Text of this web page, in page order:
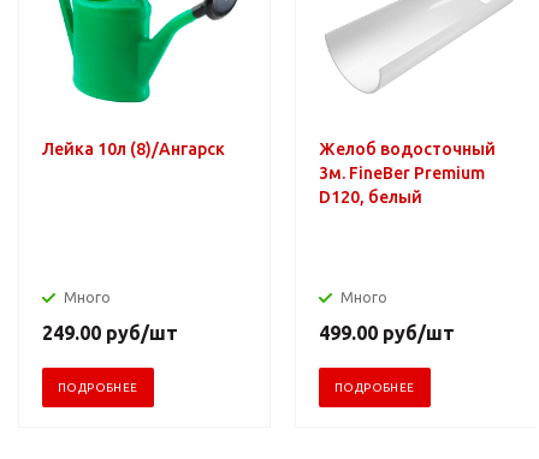
Лейка 10л (8)/Ангарск
Много
249.00 руб/шт
ПОДРОБНЕЕ
Желоб водосточный
3м. FineBer Premium
D120, белый
Много
499.00 руб/шт
ПОДРОБНЕЕ